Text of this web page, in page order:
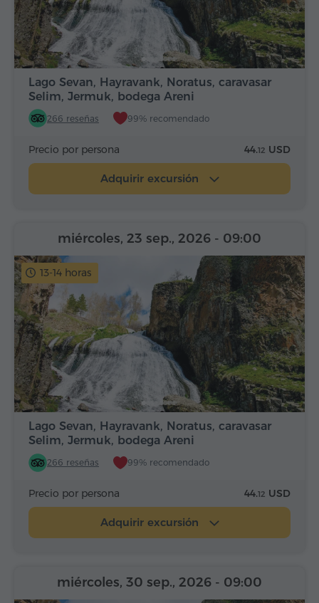
Lago Sevan, Hayravank, Noratus, caravasar
Selim, Jermuk, bodega Areni
266 reseñas 99% recomendado
Precio por persona 44.12 USD
Adquirir excursión
13-14 horas
Lago Sevan, Hayravank, Noratus, caravasar
Selim, Jermuk, bodega Areni
266 reseñas 99% recomendado
miércoles, 23 sep., 2026 - 09:00
Precio por persona 44.12 USD
Adquirir excursión
miércoles, 30 sep., 2026 - 09:00